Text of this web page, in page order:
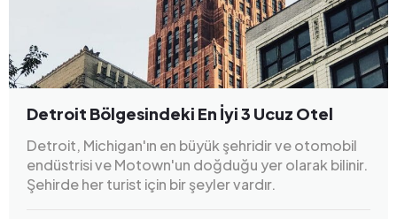
Detroit Bölgesindeki En İyi 3 Ucuz Otel
Detroit, Michigan'ın en büyük şehridir ve otomobil
endüstrisi ve Motown'un doğduğu yer olarak bilinir.
Şehirde her turist için bir şeyler vardır.